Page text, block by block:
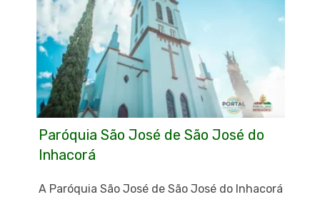
Paróquia São José de São José do
Inhacorá
A Paróquia São José de São José do Inhacorá